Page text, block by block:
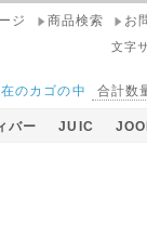
ジ 商品検索 お
文字
のカゴの中 合計数
バー JUIC